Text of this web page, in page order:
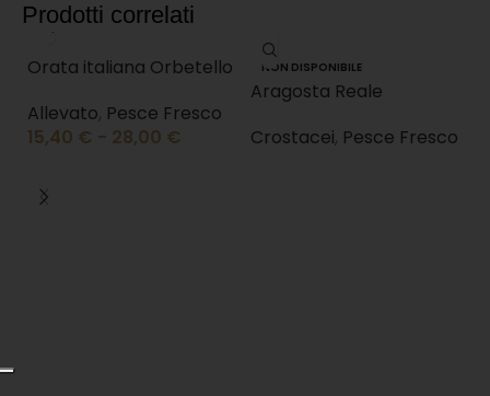
Prodotti correlati
Orata italiana Orbetello
Allevato, Pesce Fresco
15,40 € - 28,00 €
NON DISPONIBILE
Aragosta Reale
Crostacei, Pesce Fresco